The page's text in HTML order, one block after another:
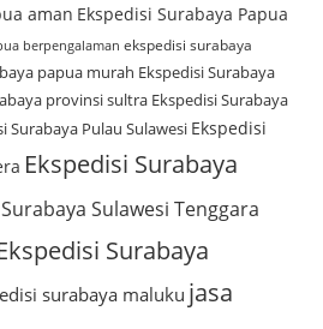
aman Ekspedisi Surabaya Papua
berpengalaman ekspedisi surabaya
papua murah Ekspedisi Surabaya
provinsi sultra Ekspedisi Surabaya
Surabaya Pulau Sulawesi Ekspedisi
Ekspedisi Surabaya
Sulawesi Tenggara
Surabaya
surabaya maluku jasa